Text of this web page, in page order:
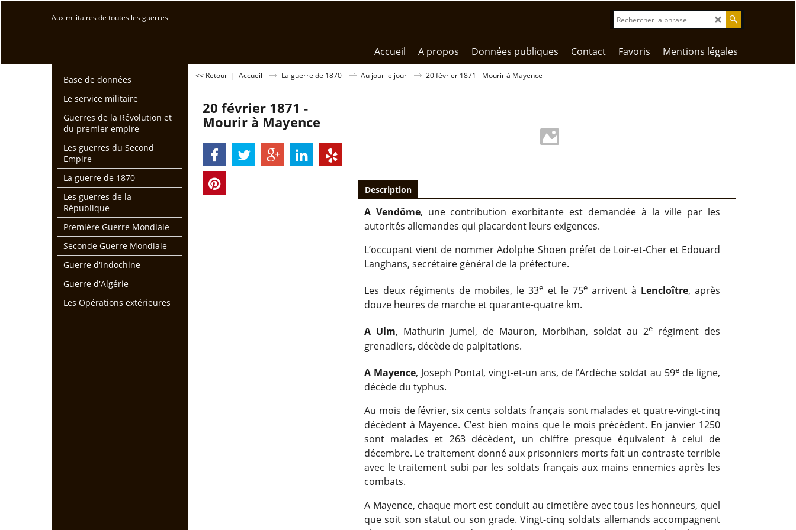
Aux militaires de toutes les guerres
Accueil A propos Données publiques Contact Favoris Mentions légales
Base de données
Le service militaire
Guerres de la Révolution et
du premier empire
Les guerres du Second
Empire
La guerre de 1870
Les guerres de la
République
Première Guerre Mondiale
Seconde Guerre Mondiale
Guerre d'Indochine
Guerre d'Algérie
Les Opérations extérieures
<< Retour | Accueil La guerre de 1870 Au jour le jour 20 février 1871 - Mourir à Mayence
20 février 1871 -
Mourir à Mayence
Description
A Vendôme, une contribution exorbitante est demandée à la ville par les
autorités allemandes qui placardent leurs exigences.
L’occupant vient de nommer Adolphe Shoen préfet de Loir-et-Cher et Edouard
Langhans, secrétaire général de la préfecture.
Les deux régiments de mobiles, le 33e et le 75earrivent à Lencloître, après
douze heures de marche et quarante-quatre km.
A Ulm, Mathurin Jumel, de Mauron, Morbihan, soldat au 2e régiment des
grenadiers, décède de palpitations.
A Mayence, Joseph Pontal, vingt-et-un ans, de l’Ardèche soldat au 59e de ligne,
décède du typhus.
Au mois de février, six cents soldats français sont malades et quatre-vingt-cinq
décèdent à Mayence. C’est bien moins que le mois précédent. En janvier 1250
sont malades et 263 décèdent, un chiffre presque équivalent à celui de
décembre. Le traitement donné aux prisonniers morts fait un contraste terrible
avec le traitement subi par les soldats français aux mains ennemies après les
combats.
A Mayence, chaque mort est conduit au cimetière avec tous les honneurs, quel
que soit son statut ou son grade. Vingt-cinq soldats allemands accompagnent